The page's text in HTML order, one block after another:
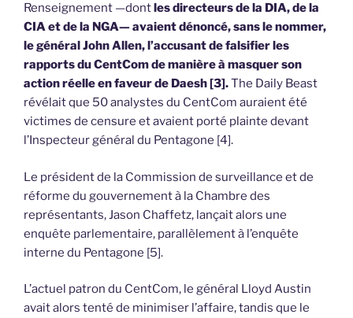
Renseignement —dontles directeurs de la DIA, de la
CIA et de la NGA— avaient dénoncé, sans le nommer,
le général John Allen, l’accusant de falsifier les
rapports du CentCom de manière à masquer son
action réelle en faveur de Daesh [3].The Daily Beast
révélait que 50 analystes du CentCom auraient été
victimes de censure et avaient porté plainte devant
l’Inspecteur général du Pentagone [4].
Le président de la Commission de surveillance et de
réforme du gouvernement à la Chambre des
représentants, Jason Chaffetz, lançait alors une
enquête parlementaire, parallèlement à l’enquête
interne du Pentagone [5].
L’actuel patron du CentCom, le général Lloyd Austin
avait alors tenté de minimiser l’affaire, tandis que le